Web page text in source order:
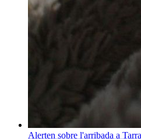
Alerten sobre l'arribada a